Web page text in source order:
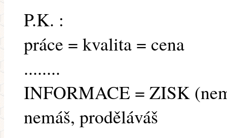
P.K. :
práce = kvalita = cena
........
INFORMACE = ZISK
nemáš, proděláváš